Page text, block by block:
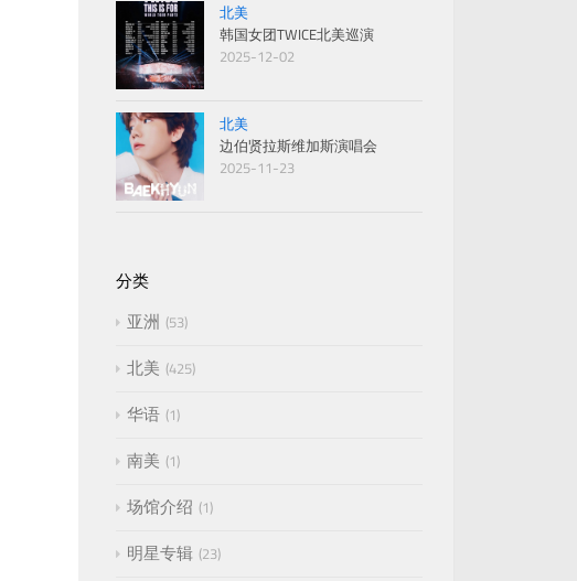
北美
韩国女团TWICE北美巡演
2025-12-02
北美
边伯贤拉斯维加斯演唱会
2025-11-23
分类
亚洲 53
北美 425
华语 1
南美 1
场馆介绍 1
明星专辑 23